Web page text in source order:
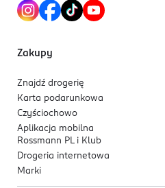
Colostrum – nawilża,
komfort stosowania.
Dla kogo jest ten
Dla osób z odciskami,
które potrzebują punktowej
Zakupy
Znajdź drogerię
Karta podarunkowa
Czyściochowo
Aplikacja mobilna
Rossmann PL i Klub
Drogeria internetowa
Marki